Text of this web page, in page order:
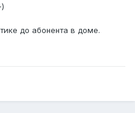
до абонента в доме.